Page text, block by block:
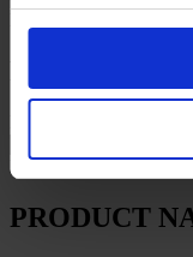
PRODUCT